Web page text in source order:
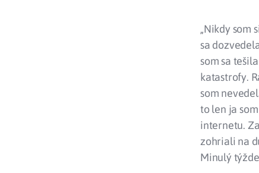
„Nikdy som
sa
som sa
katastrofy.
som
to len ja
internetu.
zohriali na
Minulý